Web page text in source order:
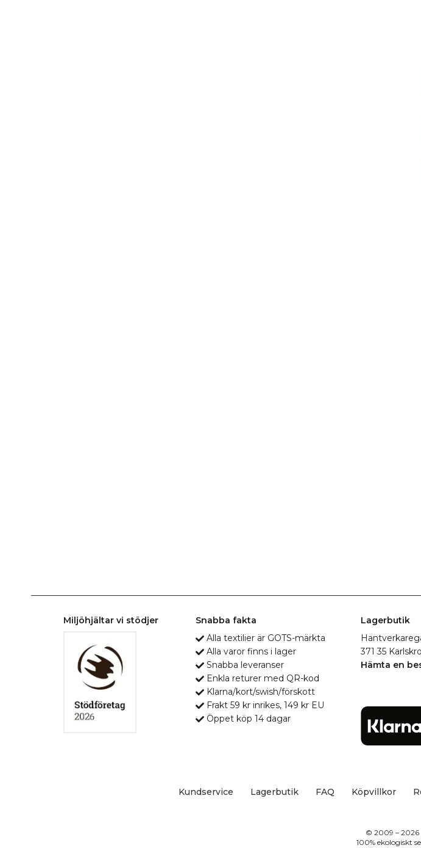
Miljöhjältar vi stödjer
Snabba fakta
Alla textilier är GOTS-märkta
Alla varor finns i lager
Snabba leveranser
Enkla returer med QR-kod
Klarna/kort/swish/förskott
Frakt 59 kr inrikes, 149 kr EU
Öppet köp 14 dagar
Lagerbutik
371 35
Hämta en
Kundservice Lagerbutik FAQ Köpvillkor
© 2009 – 2026
100% ekologiskt